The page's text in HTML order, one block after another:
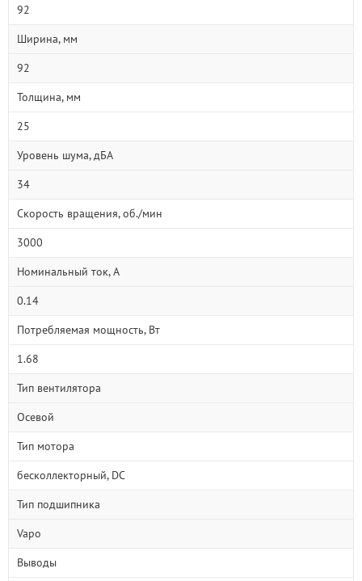
92
Ширина, мм
92
Толщина, мм
25
Уровень шума, дБА
34
Скорость вращения, об./мин
3000
Номинальный ток, А
0.14
Потребляемая мощность, Вт
1.68
Тип вентилятора
Осевой
Тип мотора
бесколлекторный, DC
Тип подшипника
Vapo
Выводы